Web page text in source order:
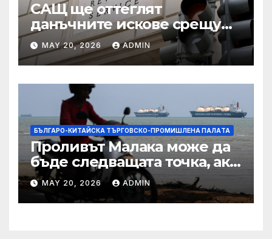
САЩ ще оттеглят
данъчните искове срещу
Тръмп „завинаги“ в
сделката за съдебно дело с
IRS
MAY 20, 2026 ADMIN
БЪЛГАРО-КИТАЙСКА ТЪРГОВСКО-ПРОМИШЛЕНА ПАЛAТА
Проливът Малака може да
бъде следващата точка, ако
Азия не внимава
MAY 20, 2026 ADMIN